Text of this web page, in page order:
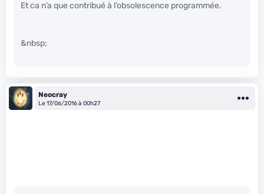
Et ca n’a que contribué à l’obsolescence programmée.
&nbsp;
Neocray
Le 17/06/2016 à 00h27